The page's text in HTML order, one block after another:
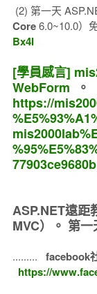
(2) 第一天
Core6.0~10.0）
Bx4I
[學員感言]
WebForm 。
https://
77903ce9680b
ASP.NET遠距
MVC）。 第一
.........
facebook
https://